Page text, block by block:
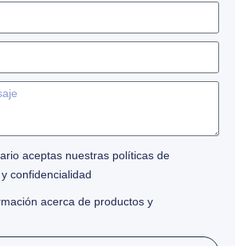
aceptas nuestras políticas de
confidencialidad
acerca de productos y